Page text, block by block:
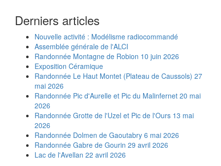
Derniers articles
Nouvelle activité : Modélisme radiocommandé
Assemblée générale de l'ALCI
Randonnée Montagne de Robion 10 juin 2026
Exposition Céramique
Randonnée Le Haut Montet (Plateau de Caussols) 27
mai 2026
Randonnée Pic d'Aurelle et Pic du Malinfernet 20 mai
2026
Randonnée Grotte de l'Uzel et Pic de l'Ours 13 mai
2026
Randonnée Dolmen de Gaoutabry 6 mai 2026
Randonnée Gabre de Gourin 29 avril 2026
Lac de l'Avellan 22 avril 2026